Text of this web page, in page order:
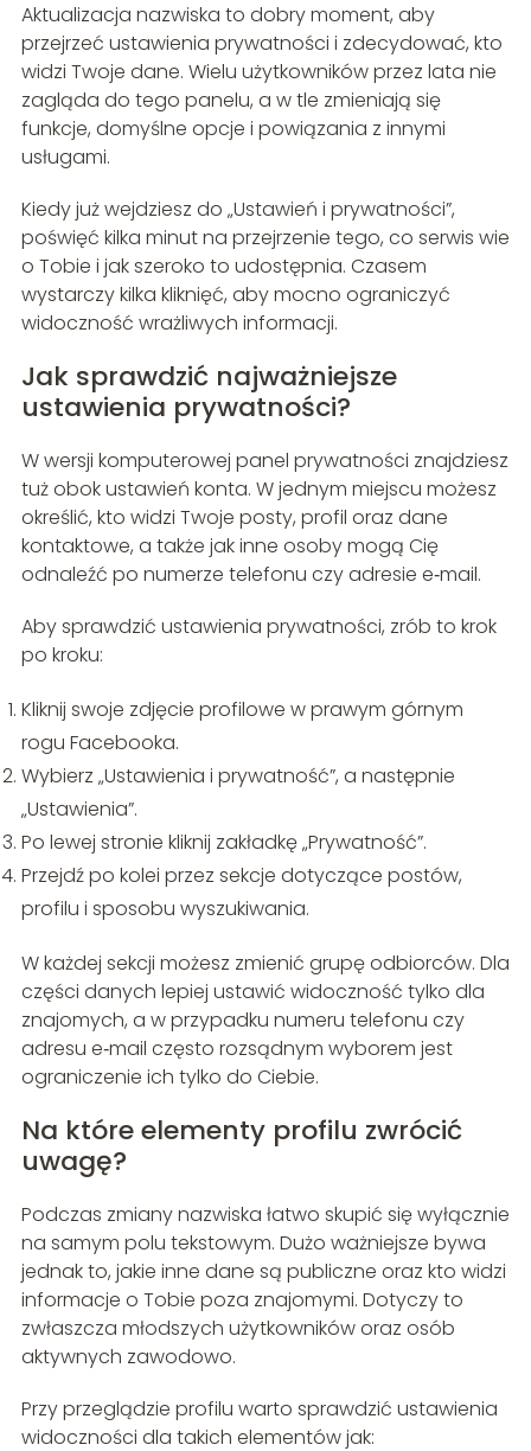
Aktualizacja nazwiska to dobry moment, aby
przejrzeć ustawienia prywatności i zdecydować, kto
widzi Twoje dane. Wielu użytkowników przez lata nie
zagląda do tego panelu, a w tle zmieniają się
funkcje, domyślne opcje i powiązania z innymi
usługami.
Kiedy już wejdziesz do „Ustawień i prywatności”,
poświęć kilka minut na przejrzenie tego, co serwis wie
o Tobie i jak szeroko to udostępnia. Czasem
wystarczy kilka kliknięć, aby mocno ograniczyć
widoczność wrażliwych informacji.
Jak sprawdzić najważniejsze
ustawienia prywatności?
W wersji komputerowej panel prywatności znajdziesz
tuż obok ustawień konta. W jednym miejscu możesz
określić, kto widzi Twoje posty, profil oraz dane
kontaktowe, a także jak inne osoby mogą Cię
odnaleźć po numerze telefonu czy adresie e‑mail.
Aby sprawdzić ustawienia prywatności, zrób to krok
po kroku:
Kliknij swoje zdjęcie profilowe w prawym górnym
rogu Facebooka.
Wybierz „Ustawienia i prywatność”, a następnie
„Ustawienia”.
Po lewej stronie kliknij zakładkę „Prywatność”.
Przejdź po kolei przez sekcje dotyczące postów,
profilu i sposobu wyszukiwania.
W każdej sekcji możesz zmienić grupę odbiorców. Dla
części danych lepiej ustawić widoczność tylko dla
znajomych, a w przypadku numeru telefonu czy
adresu e‑mail często rozsądnym wyborem jest
ograniczenie ich tylko do Ciebie.
Na które elementy profilu zwrócić
uwagę?
Podczas zmiany nazwiska łatwo skupić się wyłącznie
na samym polu tekstowym. Dużo ważniejsze bywa
jednak to, jakie inne dane są publiczne oraz kto widzi
informacje o Tobie poza znajomymi. Dotyczy to
zwłaszcza młodszych użytkowników oraz osób
aktywnych zawodowo.
Przy przeglądzie profilu warto sprawdzić ustawienia
widoczności dla takich elementów jak: